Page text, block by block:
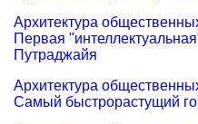
Архитектура
Первая
Путраджайя
Архитектура
Самый быстрорастущий